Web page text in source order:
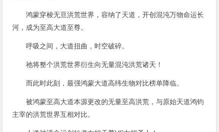
鸿蒙穿梭无亘洪荒世界，容纳了天道，开创混沌万物命运长
河，成为至高大道至尊。
呼吸之间，大道扭曲，时空破碎。
祂将整个洪荒世界衍生向无量混沌洪荒诸天！
而此时此刻，最强鸿蒙大道高纬生物对比榜单降临。
被鸿蒙至高大道本源更改的无量至高洪荒，与原始天道鸿钧
主宰的洪荒世界互相对比。